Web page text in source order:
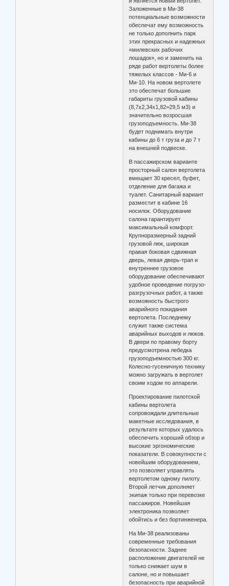
Заложенные в Ми-38
потенциальные возможности
обеспечат ему возможность
не только дополнить парк
этих прекрасных и надежных
«милевских рабочих
лошадок», но и заменить на
ряде работ вертолеты более
тяжелых классов - Ми-6 и
Ми-10. На новом вертолете
это обеспечат большие
габариты грузовой кабины
(8,7x2,34x1,82=29,5 м3) и
значительно возросшая
грузоподъемность. Ми-38
будет поднимать внутри
кабины до 6 т груза и до 7 т
на внешней подвеске.
В пассажирском варианте
просторный салон вертолета
вмещает 30 кресел, буфет,
отделение для багажа и
туалет. Санитарный вариант
разместит в кабине 16
носилок. Оборудование
салона гарантирует
максимальный комфорт.
Крупноразмерный задний
грузовой люк, широкая
правая боковая сдвижная
дверь, левая дверь-трап и
внутреннее грузовое
оборудование обеспечивают
удобное проведение погрузо-
разгрузочных работ, а также
возможность быстрого
аварийного покидания
вертолета. Последнему
служит также система
аварийных выходов и люков.
В двери по правому борту
предусмотрена лебедка
грузоподъемностью 300 кг.
Колесно-гусеничную технику
можно загружать в вертолет
своим ходом по аппарели.
Проектирование пилотской
кабины вертолета
сопровождали длительные
макетные исследования, в
результате которых удалось
обеспечить хороший обзор и
высокие эргономические
показатели. В совокупности с
новейшим оборудованием,
это позволяет управлять
вертолетом одному пилоту.
Второй летчик дополняет
экипаж только при перевозке
пассажиров. Новейшая
электроника позволяет
обойтись и без бортинженера.
На Ми-38 реализованы
современные требования
безопасности. Заднее
расположение двигателей не
только снижает шум в
салоне, но и повышает
безопасность при аварийной